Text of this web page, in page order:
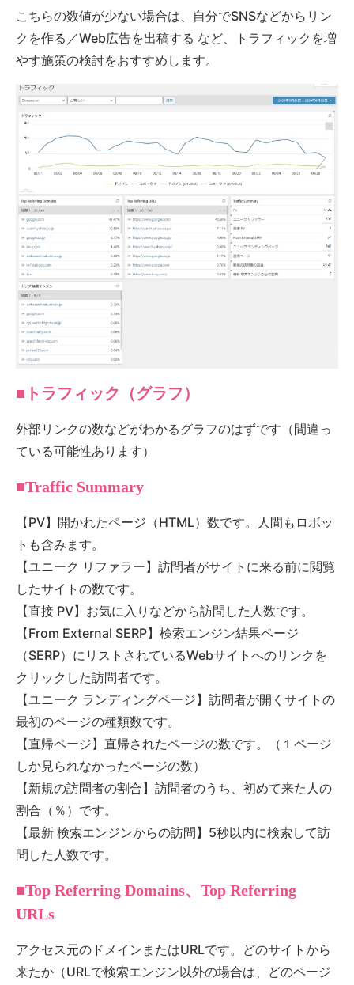
こちらの数値が少ない場合は、自分でSNSなどからリン
クを作る／Web広告を出稿する など、トラフィックを増
やす施策の検討をおすすめします。
■トラフィック（グラフ）
外部リンクの数などがわかるグラフのはずです（間違っ
ている可能性あります）
■Traffic Summary
【PV】開かれたページ（HTML）数です。人間もロボッ
トも含みます。
【ユニーク リファラー】訪問者がサイトに来る前に閲覧
したサイトの数です。
【直接 PV】お気に入りなどから訪問した人数です。
【From External SERP】検索エンジン結果ページ
（SERP）にリストされているWebサイトへのリンクを
クリックした訪問者です。
【ユニーク ランディングページ】訪問者が開くサイトの
最初のページの種類数です。
【直帰ページ】直帰されたページの数です。（１ページ
しか見られなかったページの数）
【新規の訪問者の割合】訪問者のうち、初めて来た人の
割合（％）です。
【最新 検索エンジンからの訪問】5秒以内に検索して訪
問した人数です。
■Top Referring Domains、Top Referring
URLs
アクセス元のドメインまたはURLです。どのサイトから
来たか（URLで検索エンジン以外の場合は、どのページ